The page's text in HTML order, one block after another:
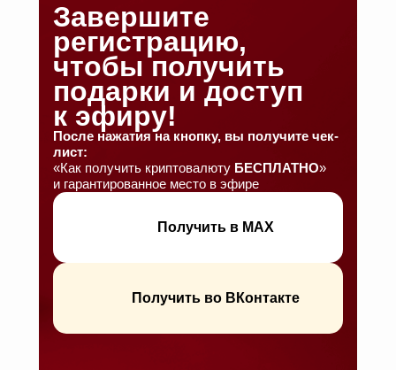
Завершите
регистрацию,
чтобы получить
подарки и доступ
к эфиру!
После нажатия на кнопку, вы получите чек-
лист:
«Как получить криптовалюту БЕСПЛАТНО»
и гарантированное место в эфире
Получить в МАХ
Получить во ВКонтакте